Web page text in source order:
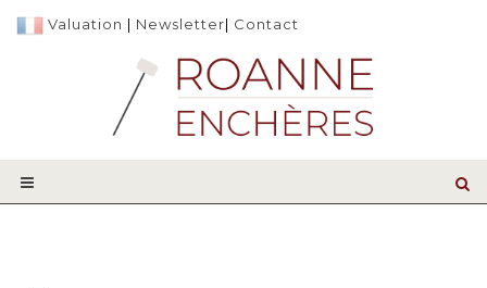
Valuation | Newsletter| Contact